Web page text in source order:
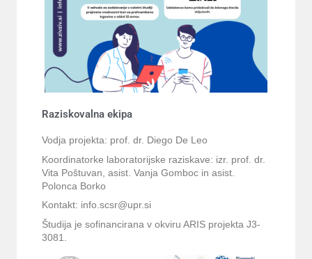
Raziskovalna ekipa
Vodja projekta: prof. dr. Diego De Leo
Koordinatorke laboratorijske raziskave: izr. prof. dr.
Vita Poštuvan, asist. Vanja Gomboc in asist.
Polonca Borko
Kontakt: info.scsr@upr.si
Študija je sofinancirana v okviru ARIS projekta J3-
3081.